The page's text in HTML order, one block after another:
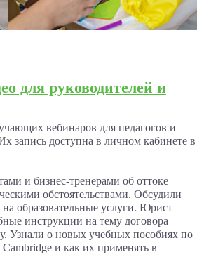
для руководителей и
вебинаров для педагогов и
запись доступна в личном кабинете в
и бизнес-тренерами об оттоке
обстоятельствами. Обсудили
образовательные услуги. Юрист
инструкции на тему договора
Узнали о новых учебных пособиях по
Cambridge и как их применять в